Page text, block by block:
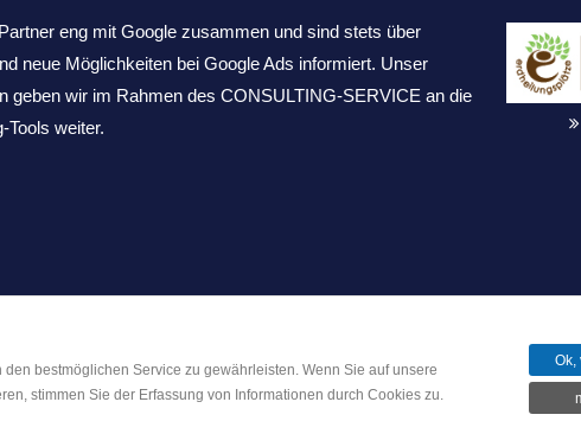
eng mit Google zusammen und sind stets über
neue Möglichkeiten bei Google Ads informiert. Unser
geben wir im Rahmen des CONSULTING-SERVICE an die
Tools weiter.
bestmöglichen Service zu gewährleisten. Wenn Sie auf unsere
stimmen Sie der Erfassung von Informationen durch Cookies zu.
Ok,